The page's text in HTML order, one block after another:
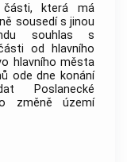
části, která má
sousedí s jinou
souhlas s
od
hlavního
hlavního města
ode dne konání
Poslanecké
změně území